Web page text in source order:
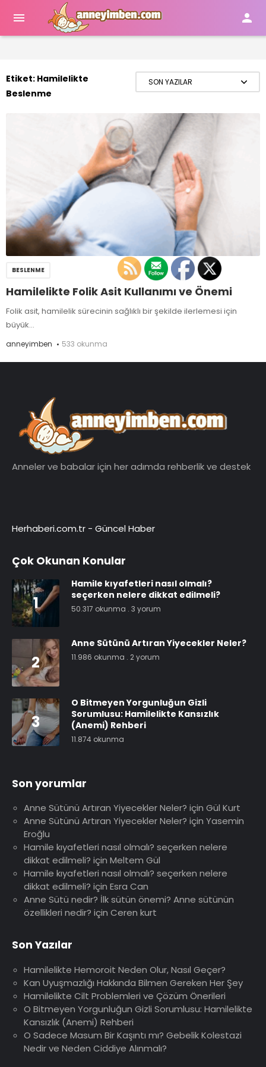
 
Etiket: Hamilelikte
Beslenme
BESLENME
Hamilelikte Folik Asit Kullanımı ve Önemi
Folik asit, hamilelik sürecinin sağlıklı bir şekilde ilerlemesi için
büyük...
anneyimben 533 okunma
Anneler ve babalar için her adımda rehberlik ve destek
Herhaberi.com.tr - Güncel Haber
Çok Okunan Konular
1
Hamile kıyafetleri nasıl olmalı?
seçerken nelere dikkat edilmeli?
50.317 okunma . 3 yorum
2
Anne Sütünü Artıran Yiyecekler Neler?
11.986 okunma . 2 yorum
3
O Bitmeyen Yorgunluğun Gizli
Sorumlusu: Hamilelikte Kansızlık
(Anemi) Rehberi
11.874 okunma
Son yorumlar
Anne Sütünü Artıran Yiyecekler Neler? için Gül Kurt
Anne Sütünü Artıran Yiyecekler Neler? için Yasemin
Eroğlu
Hamile kıyafetleri nasıl olmalı? seçerken nelere
dikkat edilmeli? için Meltem Gül
Hamile kıyafetleri nasıl olmalı? seçerken nelere
dikkat edilmeli? için Esra Can
Anne Sütü nedir? İlk sütün önemi? Anne sütünün
özellikleri nedir? için Ceren kurt
Son Yazılar
Hamilelikte Hemoroit Neden Olur, Nasıl Geçer?
Kan Uyuşmazlığı Hakkında Bilmen Gereken Her Şey
Hamilelikte Cilt Problemleri ve Çözüm Önerileri
O Bitmeyen Yorgunluğun Gizli Sorumlusu: Hamilelikte
Kansızlık (Anemi) Rehberi
O Sadece Masum Bir Kaşıntı mı? Gebelik Kolestazi
Nedir ve Neden Ciddiye Alınmalı?